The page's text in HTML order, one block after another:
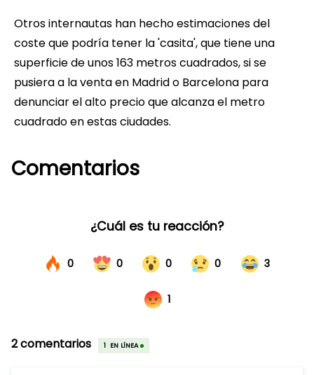
Otros internautas han hecho estimaciones del
coste que podría tener la 'casita', que tiene una
superficie de unos 163 metros cuadrados, si se
pusiera a la venta en Madrid o Barcelona para
denunciar el alto precio que alcanza el metro
cuadrado en estas ciudades.
Comentarios